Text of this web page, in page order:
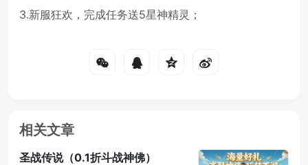
3.新服狂欢，完成任务送5星神精灵；
相关文章
圣战传说（0.1折斗战神佛）